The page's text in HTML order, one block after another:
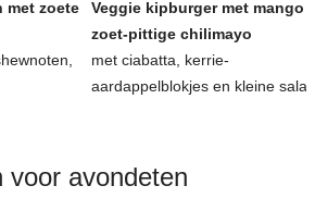
met zoete
Veggie kipburger met mango
zoet-pittige chilimayo
met ciabatta, kerrie-
aardappelblokjes en kleine
voor avondeten